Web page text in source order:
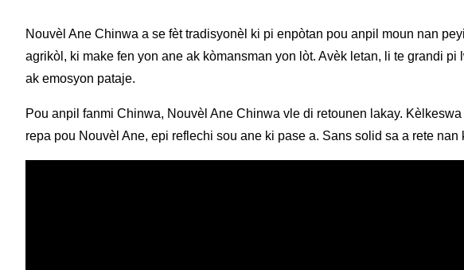
Nouvèl Ane Chinwa a se fèt tradisyonèl ki pi enpòtan pou anpil moun nan
agrikòl, ki make fen yon ane ak kòmansman yon lòt. Avèk letan, li te grandi
ak emosyon pataje.
Pou anpil fanmi Chinwa, Nouvèl Ane Chinwa vle di retounen lakay.
repa pou Nouvèl Ane, epi reflechi sou ane ki pase a. Sans solid sa a rete nan